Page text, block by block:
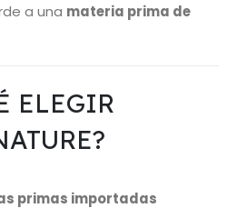
a una materia prima de
ELEGIR
primas importadas